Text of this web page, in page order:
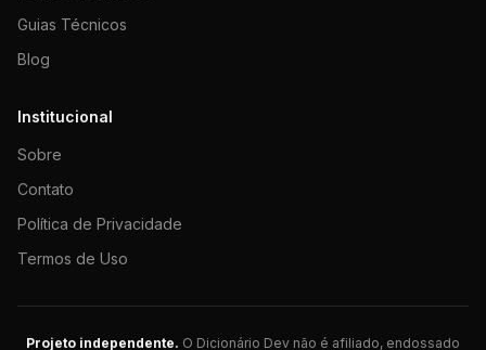
Guias Técnicos
Blog
Institucional
Sobre
Contato
Política de Privacidade
Termos de Uso
Projeto independente. O Dicionário Dev não é afiliado, endossado